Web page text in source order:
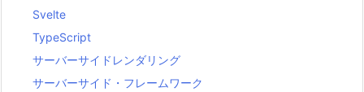
Svelte
TypeScript
サーバーサイドレンダリング
サーバーサイド・フレームワーク